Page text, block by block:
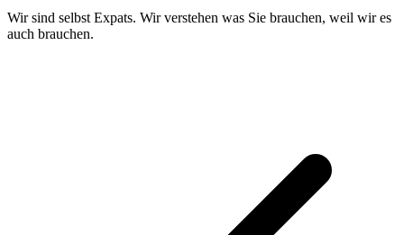
Wir sind selbst Expats. Wir verstehen was Sie brauchen, weil wir es
auch brauchen.